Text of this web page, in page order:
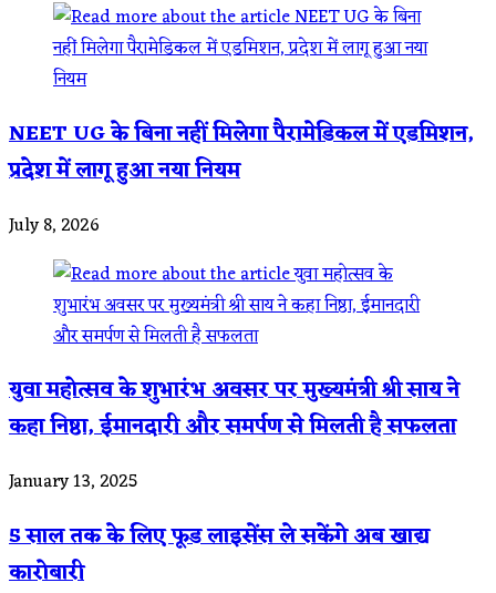
NEET UG के बिना नहीं मिलेगा पैरामेडिकल में एडमिशन,
प्रदेश में लागू हुआ नया नियम
July 8, 2026
युवा महोत्सव के शुभारंभ अवसर पर मुख्यमंत्री श्री साय ने
कहा निष्ठा, ईमानदारी और समर्पण से मिलती है सफलता
January 13, 2025
5 साल तक के लिए फूड लाइसेंस ले सकेंगे अब खाद्य
कारोबारी